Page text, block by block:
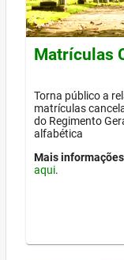
Matrículas
Torna público a
matrículas
do Regimento
alfabética
Mais
aqui.